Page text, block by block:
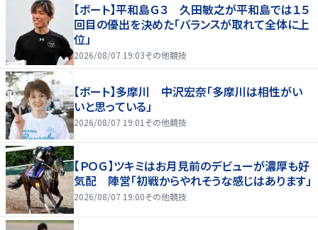
【ボート】平和島Ｇ３ 久田敏之が平和島では１５
回目の優出を決めた「バランスが取れて全体に上
位」
2026/08/07 19:03その他競技
【ボート】多摩川 中沢宏奈「多摩川は相性がい
いと思っている」
2026/08/07 19:01 その他競技
【ＰＯＧ】ツキミはお月見前のデビューが濃厚も好
気配 陣営「初戦からやれそうな感じはあります」
2026/08/07 19:00その他競技